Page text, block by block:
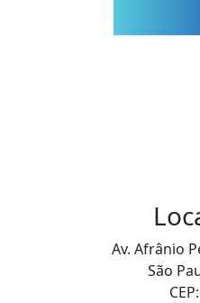
Av. Afrânio
São